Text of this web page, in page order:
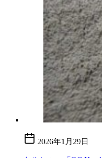
2026年1月29日